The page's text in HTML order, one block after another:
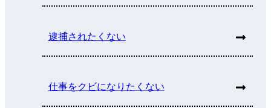
逮捕されたくない
仕事をクビになりたくない